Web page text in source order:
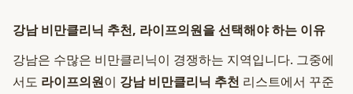
강남 비만클리닉 추천, 라이프의원을 선택해야 하는 이유
강남은 수많은 비만클리닉이 경쟁하는 지역입니다. 그중에
서도 라이프의원이 강남 비만클리닉 추천 리스트에서 꾸준